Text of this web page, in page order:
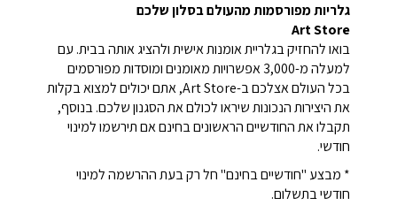
גלריות מפורסמות מהעולם בסלון שלכם
Art Store
בואו להחזיק בגלריית אומנות אישית ולהציג אותה בבית. עם
למעלה מ-3,000 אפשרויות מאומנים ומוסדות מפורסמים
בכל העולם אצלכם ב-Art Store, אתם יכולים למצוא בקלות
את היצירות הנכונות שיראו לכולם את הסגנון שלכם. בנוסף,
תקבלו את החודשיים הראשונים בחינם אם תירשמו למינוי
חודשי.
* מבצע "חודשיים בחינם" חל רק בעת ההרשמה למינוי
חודשי בתשלום.